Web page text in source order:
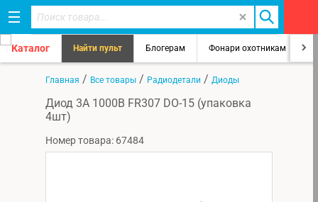
Каталог Найти пульт Блогерам Фонари охотникам
Главная / Все товары / Радиодетали / Диоды
Диод 3А 1000В FR307 DO-15 (упаковка
4шт)
Номер товара: 67484